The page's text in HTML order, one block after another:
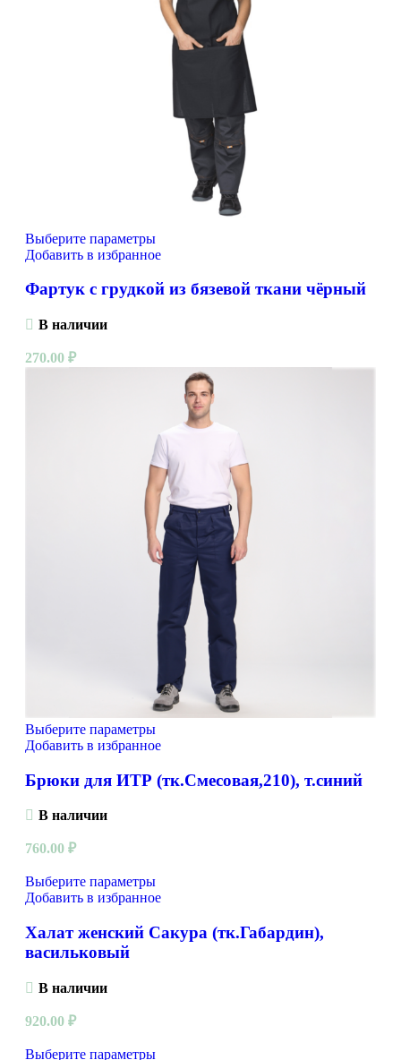
Выберите параметры
Добавить в избранное
Фартук с грудкой из бязевой ткани чёрный
В наличии
270.00 ₽
Выберите параметры
Добавить в избранное
Брюки для ИТР (тк.Смесовая,210), т.синий
В наличии
760.00 ₽
Выберите параметры
Добавить в избранное
Халат женский Сакура (тк.Габардин),
васильковый
В наличии
920.00 ₽
Выберите параметры